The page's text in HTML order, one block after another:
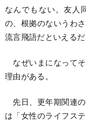
なんでもない。友人
の、根拠のないうわ
流言飛語だといえるだ
なぜいまになって
理由がある。
先日、更年期関連
は「女性のライフス